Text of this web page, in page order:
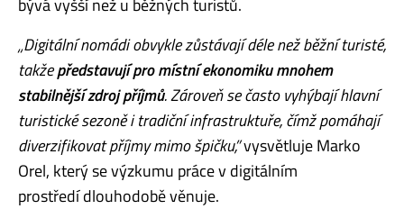
„Digitální nomádi obvykle zůstávají déle než běžní turisté,
takžepředstavují pro místní ekonomiku mnohem
stabilnější zdroj příjmů. Zároveň se často vyhýbají hlavní
turistické sezoně i tradiční infrastruktuře, čímž pomáhají
diverzifikovat příjmy mimo špičku,”vysvětluje Marko
Orel, který se výzkumu práce v digitálním
prostředí dlouhodobě věnuje.